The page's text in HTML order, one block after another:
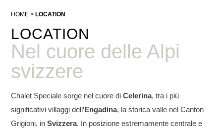
HOME LOCATION
LOCATION
Nel cuore delle Alpi
svizzere
Chalet Speciale sorge nel cuore diCelerina, tra i più
significativi villaggi dell’Engadina, la storica valle nel Canton
Grigioni, inSvizzera. In posizione estremamente centrale e